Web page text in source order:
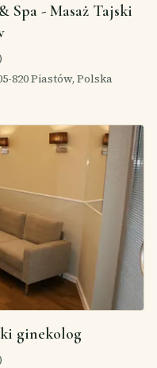
Spa - Masaż Tajski
)
820 Piastów, Polska
ginekolog
)